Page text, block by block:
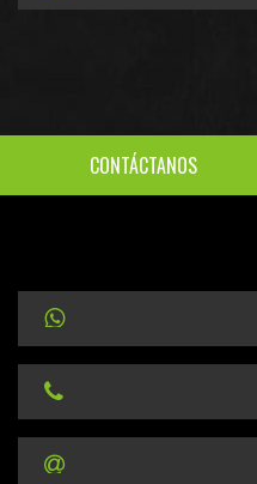
CONTÁCTANOS